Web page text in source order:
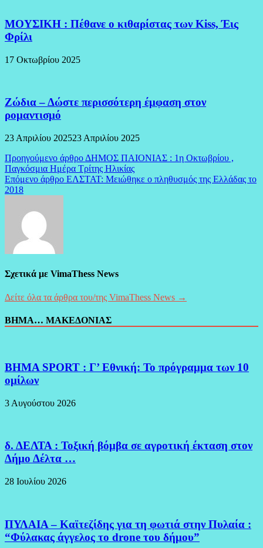
ΜΟΥΣΙΚΗ : Πέθανε ο κιθαρίστας των Kiss, Έις
Φρίλι
17 Οκτωβρίου 2025
Ζώδια – Δώστε περισσότερη έμφαση στον
ρομαντισμό
23 Απριλίου 202523 Απριλίου 2025
Πλοήγηση
άρθρων
Προηγούμενο άρθρο ΔΗΜΟΣ ΠΑΙΟΝΙΑΣ : 1η Οκτωβρίου ,
Παγκόσμια Ημέρα Τρίτης Ηλικίας
Επόμενο άρθρο ΕΛΣΤΑΤ: Μειώθηκε ο πληθυσμός της Ελλάδας το
2018
Σχετικά με VimaThess News
Δείτε όλα τα άρθρα του/της VimaThess News →
ΒΗΜΑ… ΜΑΚΕΔΟΝΙΑΣ
BHMA SPORT : Γ’ Εθνική: Το πρόγραμμα των 10
ομίλων
3 Αυγούστου 2026
δ. ΔΕΛΤΑ : Τοξική βόμβα σε αγροτική έκταση στον
Δήμο Δέλτα …
28 Ιουλίου 2026
ΠΥΛΑΙΑ – Καϊτεζίδης για τη φωτιά στην Πυλαία :
“Φύλακας άγγελος το drone του δήμου”